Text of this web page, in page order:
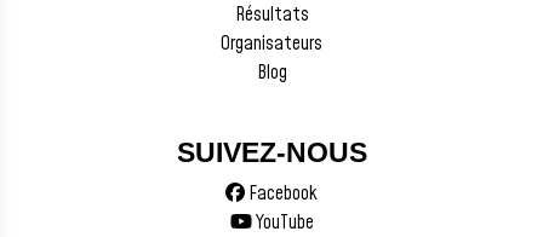
Résultats
Organisateurs
Blog
SUIVEZ-NOUS
Facebook
YouTube